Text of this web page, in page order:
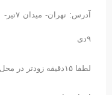
آدرس:
۹دی
لطفا ۱۵دقیقه زودتر در محل حضور به عمل رسانید.